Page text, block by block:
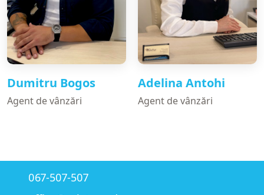
Dumitru Bogos
Agent de vânzări
Adelina Antohi
Agent de vânzări
067-507-507